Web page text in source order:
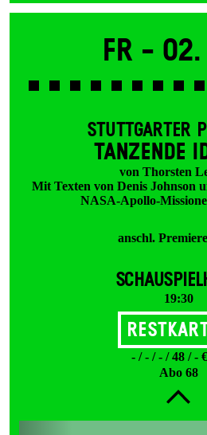
Fr -
STUTTGARTER
TANZENDE
von Thorsten
Mit Texten von Denis Johnson
NASA-Apollo-
anschl.
19:30
- / - / - / 48 / -
Abo 68